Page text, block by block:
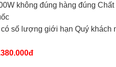
không đúng hàng đúng
có số lượng giới hạn Quý khách